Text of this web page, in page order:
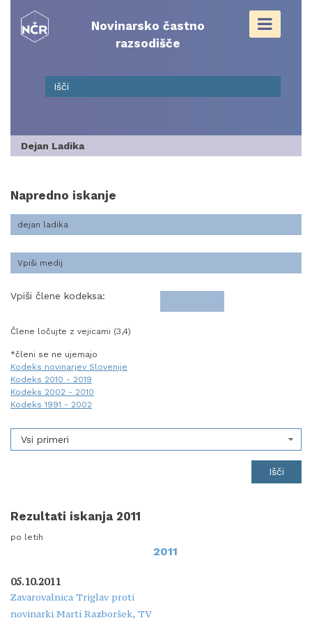
content
Novinarsko častno
razsodišče
Dejan Ladika
Napredno iskanje
Vpiši člene kodeksa:
Člene ločujte z vejicami (3,4)
*členi se ne ujemajo
Kodeks novinarjev Slovenije
Kodeks 2010 - 2019
Kodeks 2002 - 2010
Kodeks 1991 - 2002
Vsi primeri
Rezultati iskanja 2011
po letih
2011
05.10.2011
Zavarovalnica Triglav proti
novinarki Marti Razboršek, TV